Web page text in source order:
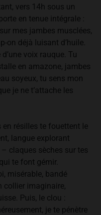
vers 14h sous un
en tenue intégrale :
mes jambes musclées,
on déjà luisant d’huile.
voix rauque. Tu
en amazone, jambes
soyeux, tu sens mon
je ne t’attache les
en résilles te fouettent le
langue explorant
claques sèches sur tes
te font gémir.
misérable, bandé
collier imaginaire,
Puis, le clou :
je te pénètre